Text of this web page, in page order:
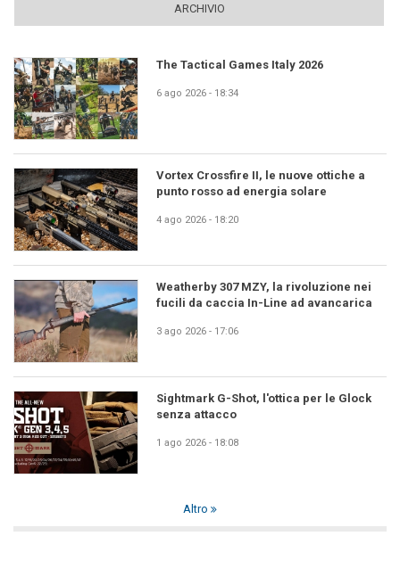
ARCHIVIO
The Tactical Games Italy 2026
6 ago 2026 - 18:34
Vortex Crossfire II, le nuove ottiche a
punto rosso ad energia solare
4 ago 2026 - 18:20
Weatherby 307 MZY, la rivoluzione nei
fucili da caccia In-Line ad avancarica
3 ago 2026 - 17:06
Sightmark G-Shot, l'ottica per le Glock
senza attacco
1 ago 2026 - 18:08
Altro